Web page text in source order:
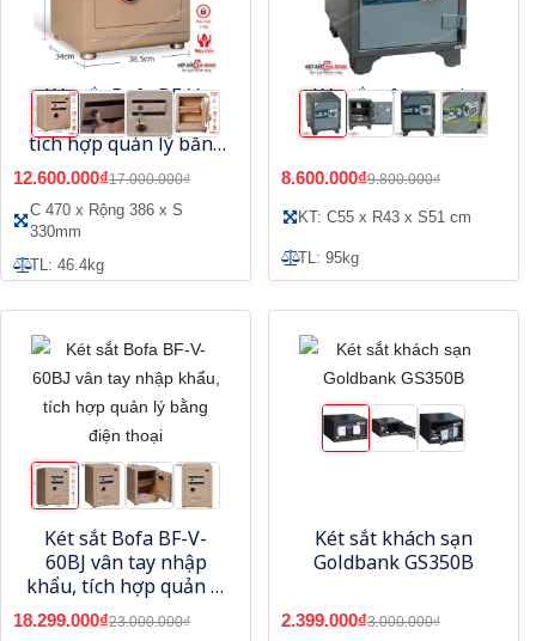
Két sắt Bofa BF-V-
45BJ vân tay điện tử,
tích hợp quản lý bằng
điện thoại
12.600.000₫17.000.000₫
C 470 x Rộng 386 x S
330mm
TL: 46.4kg
Két sắt vân tay gia
đình Truly TLG55VT
8.600.000₫9.800.000₫
KT: C55 x R43 x S51 cm
TL: 95kg
Két sắt Bofa BF-V-
60BJ vân tay nhập
khẩu, tích hợp quản lý
bằng điện thoại
18.299.000₫23.000.000₫
Két sắt khách sạn
Goldbank GS350B
2.399.000₫3.000.000₫